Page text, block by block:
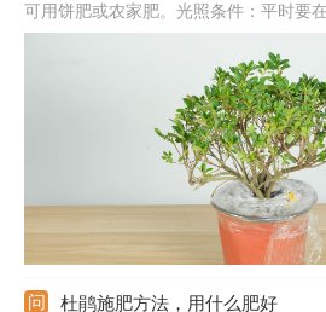
可用饼肥或农家肥。光照条件：平时要
受阳光直接，夏季要搭建遮阳棚。浇水
次，夏季可每天浇水，冬季不干不浇。
盆，换盆时注意修剪烂根并进行消毒处
杜鹃施肥方法，用什么肥好